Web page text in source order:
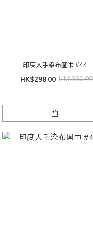
印度人手染布圍巾 #44
HK$298.00 HK$390.00